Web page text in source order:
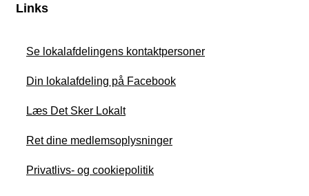
Links
Se lokalafdelingens kontaktpersoner
Din lokalafdeling på Facebook
Læs Det Sker Lokalt
Ret dine medlemsoplysninger
Privatlivs- og cookiepolitik